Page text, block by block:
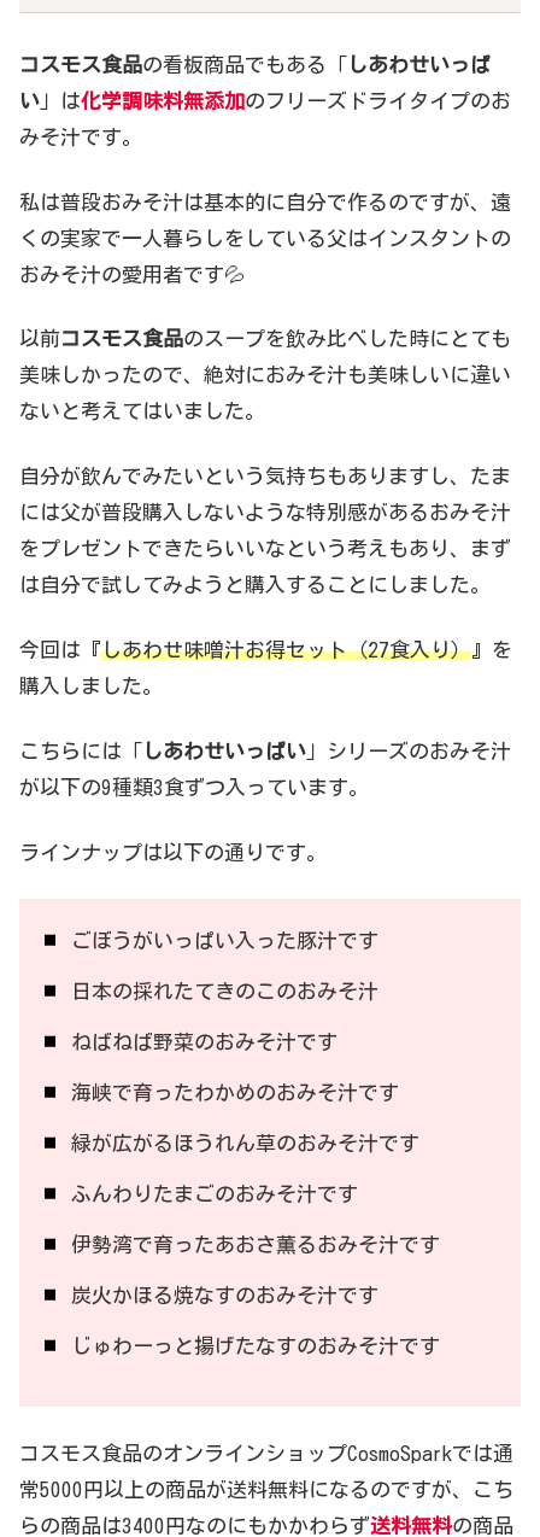
コスモス食品の看板商品でもある「 しあわせいっぱ
い 」は化学調味料無添加のフリーズドライタイプのお
みそ汁です。
私は普段おみそ汁は基本的に自分で作るのですが、遠
くの実家で一人暮らしをしている父はインスタントの
おみそ汁の愛用者です💦
以前コスモス食品のスープを飲み比べした時にとても
美味しかったので、絶対におみそ汁も美味しいに違い
ないと考えてはいました。
自分が飲んでみたいという気持ちもありますし、たま
には父が普段購入しないような特別感があるおみそ汁
をプレゼントできたらいいなという考えもあり、まず
は自分で試してみようと購入することにしました。
今回は『しあわせ味噌汁お得セット（27食入り） 』を
購入しました。
こちらには「 しあわせいっぱい 」シリーズのおみそ汁
が以下の9種類3食ずつ入っています。
ラインナップは以下の通りです。
ごぼうがいっぱい入った豚汁です
日本の採れたてきのこのおみそ汁
ねばねば野菜のおみそ汁です
海峡で育ったわかめのおみそ汁です
緑が広がるほうれん草のおみそ汁です
ふんわりたまごのおみそ汁です
伊勢湾で育ったあおさ薫るおみそ汁です
炭火かほる焼なすのおみそ汁です
じゅわーっと揚げたなすのおみそ汁です
コスモス食品のオンラインショップCosmoSparkでは通
常5000円以上の商品が送料無料になるのですが、こち
らの商品は3400円なのにもかかわらず送料無料の商品